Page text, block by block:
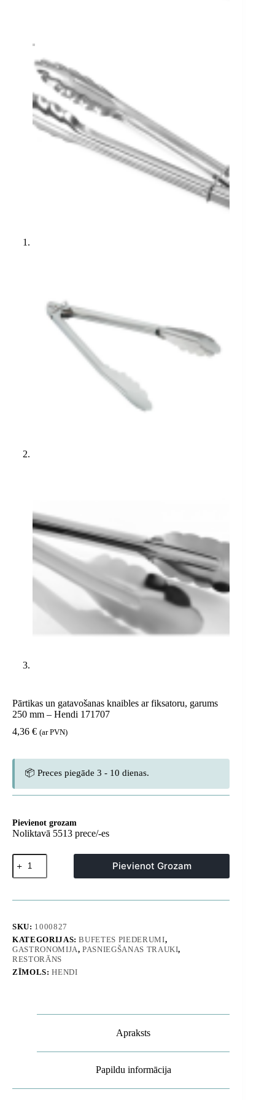
Pārtikas un gatavošanas knaibles ar fiksatoru, garums
250 mm – Hendi 171707
4,36 € (ar PVN)
📦 Preces piegāde 3 - 10 dienas.
Pievienot grozam
Noliktavā 5513 prece/-es
Pārtikas
un
gatavošanas
ar
250
mm
-
Hendi
171707
Pievienot Grozam
SKU: 1000827
KATEGORIJAS:BUFETES PIEDERUMI,
GASTRONOMIJA,PASNIEGŠANAS TRAUKI,
RESTORĀNS
ZĪMOLS:HENDI
Apraksts
Papildu informācija